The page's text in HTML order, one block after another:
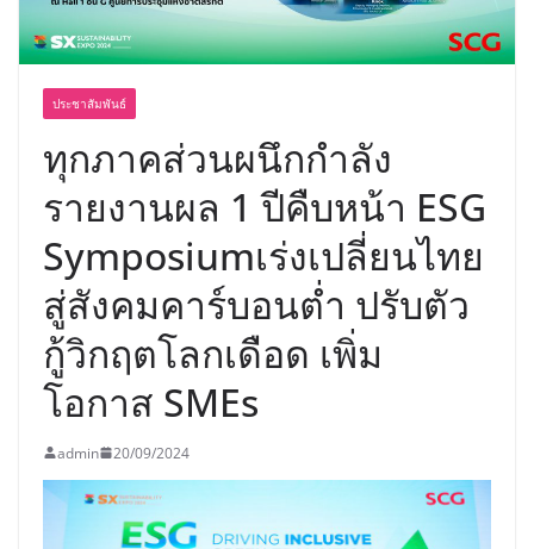
ประชาสัมพันธ์
ทุกภาคส่วนผนึกกำลัง
รายงานผล 1 ปีคืบหน้า ESG
Symposiumเร่งเปลี่ยนไทย
สู่สังคมคาร์บอนต่ำ ปรับตัว
กู้วิกฤตโลกเดือด เพิ่ม
โอกาส SMEs
admin 20/09/2024